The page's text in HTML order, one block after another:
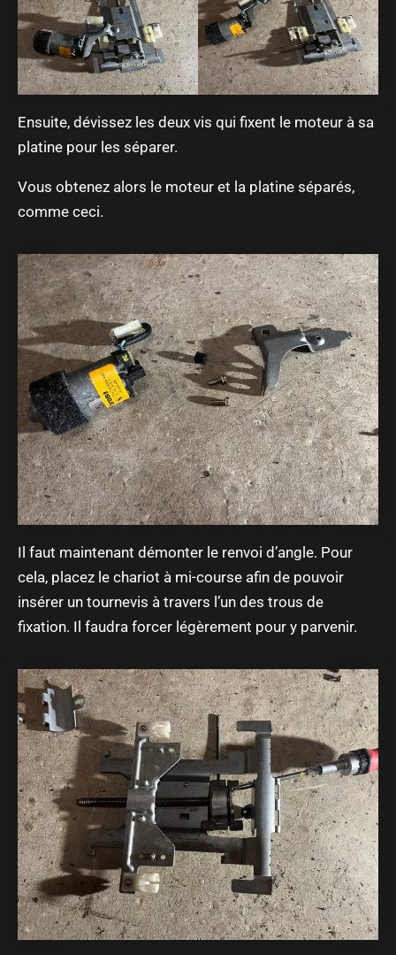
Ensuite, dévissez les deux vis qui fixent le moteur à sa
platine pour les séparer.
Vous obtenez alors le moteur et la platine séparés,
comme ceci.
Il faut maintenant démonter le renvoi d’angle. Pour
cela, placez le chariot à mi-course afin de pouvoir
insérer un tournevis à travers l’un des trous de
fixation. Il faudra forcer légèrement pour y parvenir.